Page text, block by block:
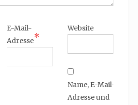
E-Mail-
Adresse*
Website
Name, E-Mail-
Adresse und